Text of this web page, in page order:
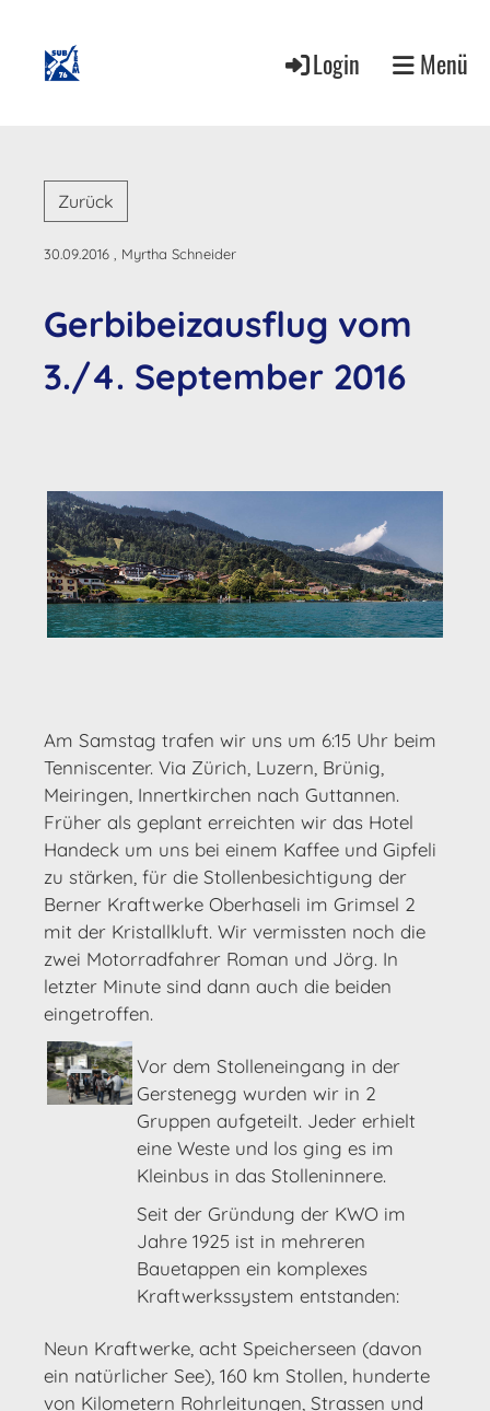
Login Menü
Zurück
30.09.2016 , Myrtha Schneider
Gerbibeizausflug vom
3./4. September 2016
Am Samstag trafen wir uns um 6:15 Uhr beim
Tenniscenter. Via Zürich, Luzern, Brünig,
Meiringen, Innertkirchen nach Guttannen.
Früher als geplant erreichten wir das Hotel
Handeck um uns bei einem Kaffee und Gipfeli
zu stärken, für die Stollenbesichtigung der
Berner Kraftwerke Oberhaseli im Grimsel 2
mit der Kristallkluft. Wir vermissten noch die
zwei Motorradfahrer Roman und Jörg. In
letzter Minute sind dann auch die beiden
eingetroffen.
Vor dem Stolleneingang in der
Gerstenegg wurden wir in 2
Gruppen aufgeteilt. Jeder erhielt
eine Weste und los ging es im
Kleinbus in das Stolleninnere.
Seit der Gründung der KWO im
Jahre 1925 ist in mehreren
Bauetappen ein komplexes
Kraftwerkssystem entstanden:
Neun Kraftwerke, acht Speicherseen (davon
ein natürlicher See), 160 km Stollen, hunderte
von Kilometern Rohrleitungen, Strassen und